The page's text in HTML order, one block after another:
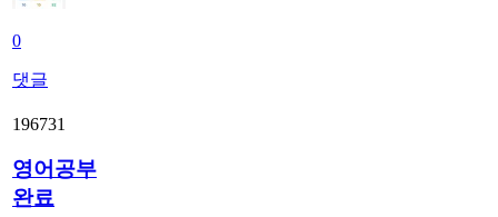
0
댓글
196731
영어공부
완료